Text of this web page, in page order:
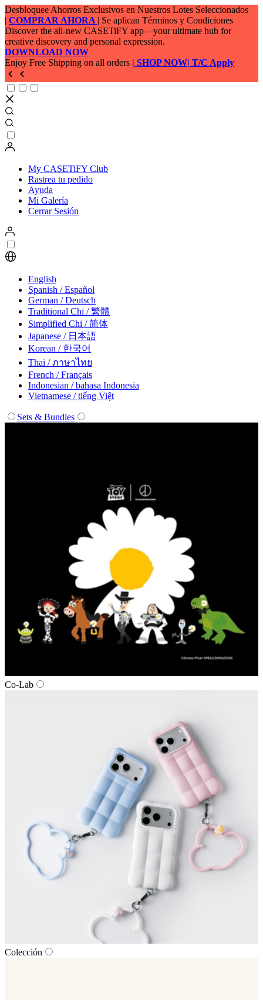
Desbloquee Ahorros Exclusivos en Nuestros Lotes Seleccionados
| COMPRAR AHORA | Se aplican Términos y Condiciones
Discover the all-new CASETiFY app—your ultimate hub for
creative discovery and personal expression.
DOWNLOAD NOW
Enjoy Free Shipping on all orders | SHOP NOW| T/C Apply
My CASETiFY Club
Rastrea tu pedido
Ayuda
Mi Galería
Cerrar Sesión
English
Spanish / Español
German / Deutsch
Traditional Chi / 繁體
Simplified Chi / 简体
Japanese / 日本語
Korean / 한국어
Thai / ภาษาไทย
French / Français
Indonesian / bahasa Indonesia
Vietnamese / tiếng Việt
Sets & Bundles
Co-Lab
Colección